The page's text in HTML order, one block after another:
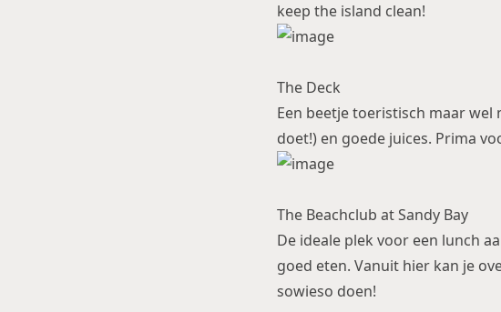
keep the island clean!
The Deck
Een beetje toeristisch maar wel
doet!) en goede juices. Prima
The Beachclub at Sandy Bay
De ideale plek voor een lunch
goed eten. Vanuit hier kan je
sowieso doen!